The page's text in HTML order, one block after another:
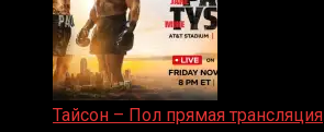
Тайсон – Пол прямая трансляция